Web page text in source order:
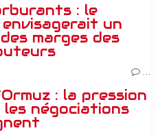
: le
un
marges des
…
: la pression
les négociations